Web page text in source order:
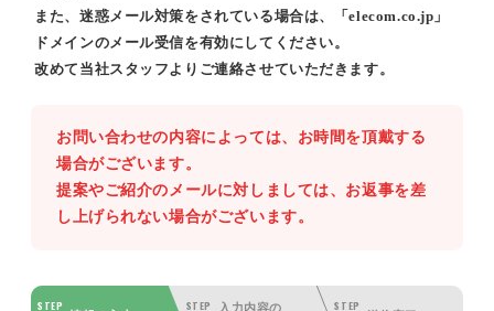
また、迷惑メール対策をされている場合は、「elecom.co.jp」
ドメインのメール受信を有効にしてください。
改めて当社スタッフよりご連絡させていただきます。
お問い合わせの内容によっては、お時間を頂戴する
場合がございます。
提案やご紹介のメールに対しましては、お返事を差
し上げられない場合がございます。
STEP STEP
入力内容の
STEP